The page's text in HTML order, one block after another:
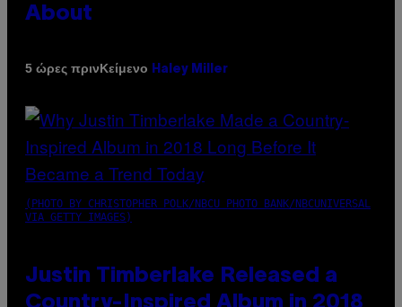
About
5 ώρες πρινΚείμενο Haley Miller
(PHOTO BY CHRISTOPHER POLK/NBCU PHOTO BANK/NBCUNIVERSAL
VIA GETTY IMAGES)
Justin Timberlake Released a